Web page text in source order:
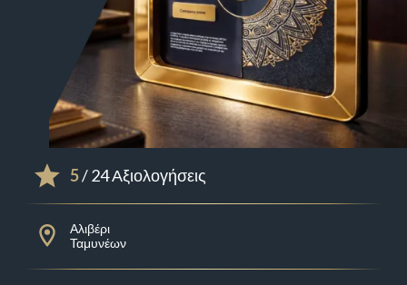
5/ 24 Αξιολογήσεις
Αλιβέρι
Ταμυνέων